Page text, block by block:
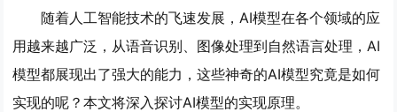
随着人工智能技术的飞速发展，AI模型在各个领域的应
用越来越广泛，从语音识别、图像处理到自然语言处理，AI
模型都展现出了强大的能力，这些神奇的AI模型究竟是如何
实现的呢？本文将深入探讨AI模型的实现原理。